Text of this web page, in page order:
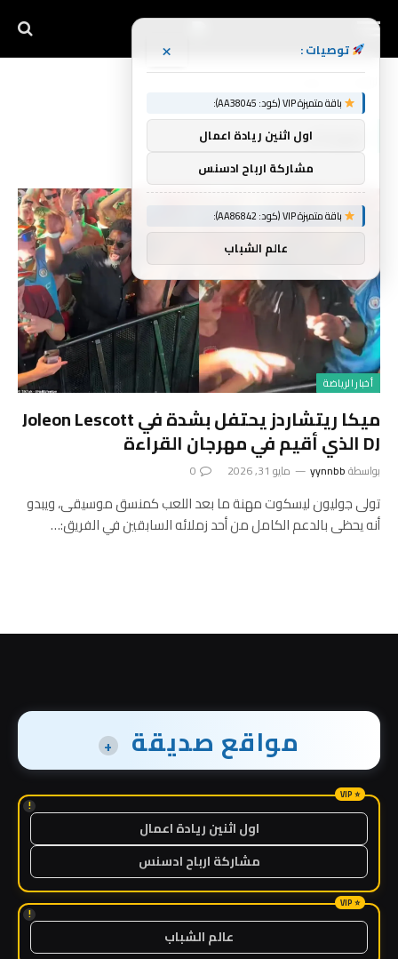
مهرجان
أخبار الرياضة
ميكا ريتشاردز يحتفل بشدة في Joleon Lescott
DJ الذي أقيم في مهرجان القراءة
بواسطةyynnbb مايو 31, 2026 0
تولى جوليون ليسكوت مهنة ما بعد اللعب كمنسق موسيقى، ويبدو
أنه يحظى بالدعم الكامل من أحد زملائه السابقين في الفريق:…
مواقع صديقة +
!
اول اثنين ريادة اعمال
مشاركة ارباح ادسنس
!
عالم الشباب
توصيات : ×
باقة متميزة VIP (كود: AA38045):
اول اثنين ريادة اعمال
مشاركة ارباح ادسنس
باقة متميزة VIP (كود: AA86842):
عالم الشباب